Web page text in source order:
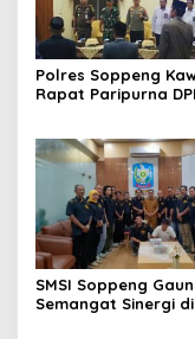
Polres Soppeng
Rapat Paripurna
Pemerintahan
SMSI Soppeng
Semangat Sinergi